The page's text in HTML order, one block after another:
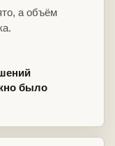
а объём
было